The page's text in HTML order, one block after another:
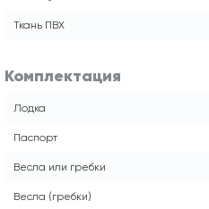
Ткань ПВХ
Комплектация
Лодка
Паспорт
Весла или гребки
Весла (гребки)